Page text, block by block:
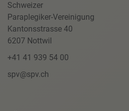
Schweizer
Paraplegiker-Vereinigung
Kantonsstrasse 40
6207 Nottwil
+41 41 939 54 00
spv@spv.ch